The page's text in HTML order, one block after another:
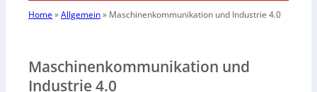
Home»Allgemein» Maschinenkommunikation und Industrie 4.0
Maschinenkommunikation und
Industrie 4.0